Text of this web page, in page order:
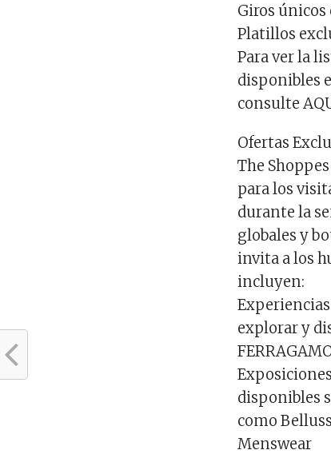
Giros únicos
Platillos
Para ver la
disponibles
consulte
Ofertas
The
para los
durante la
globales y
invita a los
incluyen:
explorar y
disponibles
como
Menswear